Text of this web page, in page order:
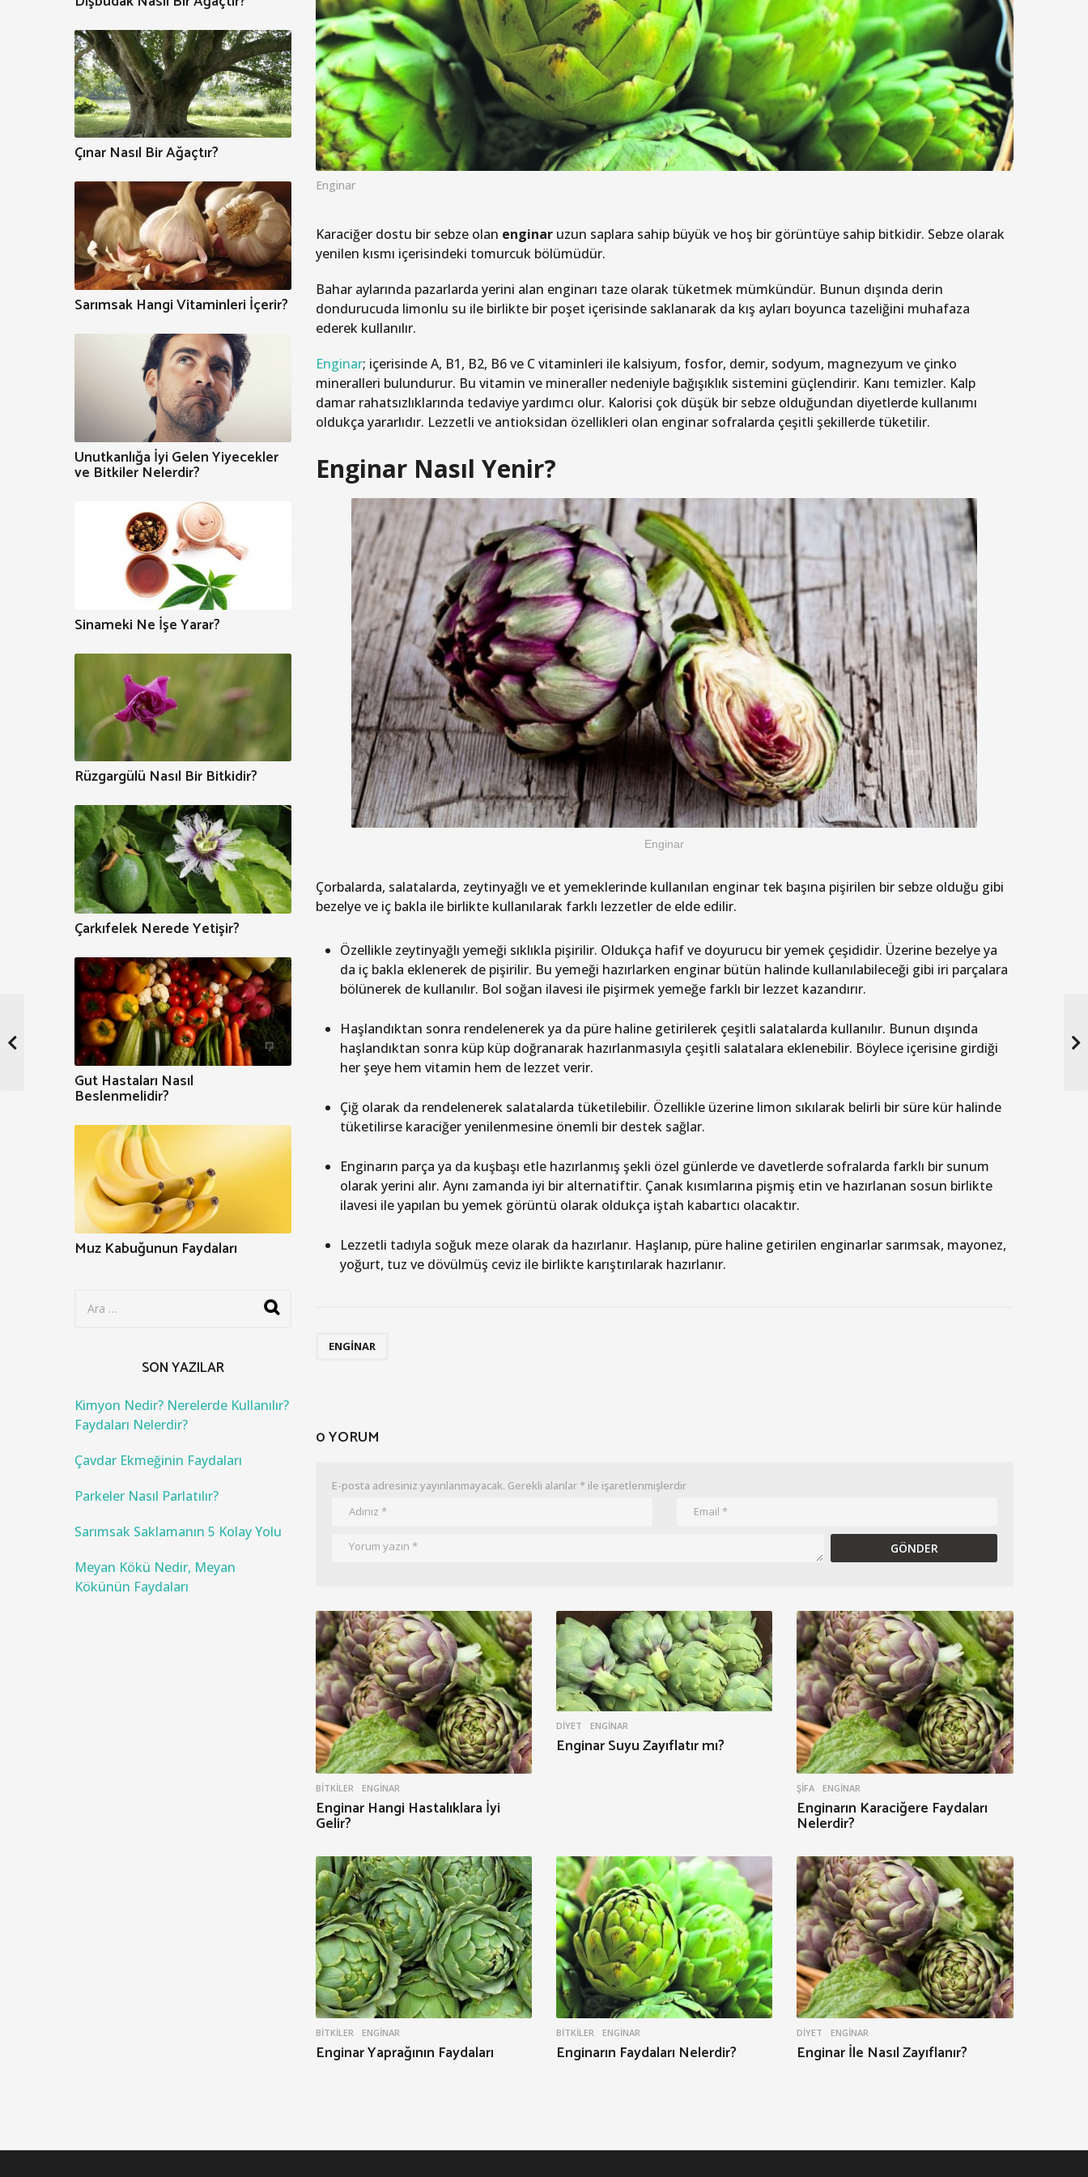
Enginar
Karaciğer dostu bir sebze olan enginaruzun saplara sahip büyük ve hoş bir görüntüye sahip bitkidir. Sebze olarak
yenilen kısmı içerisindeki tomurcuk bölümüdür.
Bahar aylarında pazarlarda yerini alan enginarı taze olarak tüketmek mümkündür. Bunun dışında derin
dondurucuda limonlu su ile birlikte bir poşet içerisinde saklanarak da kış ayları boyunca tazeliğini muhafaza
ederek kullanılır.
Enginar; içerisinde A, B1, B2, B6 ve C vitaminleri ile kalsiyum, fosfor, demir, sodyum, magnezyum ve çinko
mineralleri bulundurur. Bu vitamin ve mineraller nedeniyle bağışıklık sistemini güçlendirir. Kanı temizler. Kalp
damar rahatsızlıklarında tedaviye yardımcı olur. Kalorisi çok düşük bir sebze olduğundan diyetlerde kullanımı
oldukça yararlıdır. Lezzetli ve antioksidan özellikleri olan enginar sofralarda çeşitli şekillerde tüketilir.
Enginar Nasıl Yenir?
Enginar
Çorbalarda, salatalarda, zeytinyağlı ve et yemeklerinde kullanılan enginar tek başına pişirilen bir sebze olduğu gibi
bezelye ve iç bakla ile birlikte kullanılarak farklı lezzetler de elde edilir.
Özellikle zeytinyağlı yemeği sıklıkla pişirilir. Oldukça hafif ve doyurucu bir yemek çeşididir. Üzerine bezelye ya
da iç bakla eklenerek de pişirilir. Bu yemeği hazırlarken enginar bütün halinde kullanılabileceği gibi iri parçalara
bölünerek de kullanılır. Bol soğan ilavesi ile pişirmek yemeğe farklı bir lezzet kazandırır.
Haşlandıktan sonra rendelenerek ya da püre haline getirilerek çeşitli salatalarda kullanılır. Bunun dışında
haşlandıktan sonra küp küp doğranarak hazırlanmasıyla çeşitli salatalara eklenebilir. Böylece içerisine girdiği
her şeye hem vitamin hem de lezzet verir.
Çiğ olarak da rendelenerek salatalarda tüketilebilir. Özellikle üzerine limon sıkılarak belirli bir süre kür halinde
tüketilirse karaciğer yenilenmesine önemli bir destek sağlar.
Enginarın parça ya da kuşbaşı etle hazırlanmış şekli özel günlerde ve davetlerde sofralarda farklı bir sunum
olarak yerini alır. Aynı zamanda iyi bir alternatiftir. Çanak kısımlarına pişmiş etin ve hazırlanan sosun birlikte
ilavesi ile yapılan bu yemek görüntü olarak oldukça iştah kabartıcı olacaktır.
Lezzetli tadıyla soğuk meze olarak da hazırlanır. Haşlanıp, püre haline getirilen enginarlar sarımsak, mayonez,
yoğurt, tuz ve dövülmüş ceviz ile birlikte karıştırılarak hazırlanır.
ENGINAR
0 YORUM
E-posta adresiniz yayınlanmayacak. Gerekli alanlar*ile işaretlenmişlerdir
BITKILER ENGINAR
Enginar Hangi Hastalıklara İyi
Gelir?
DIYET ENGINAR
Enginar Suyu Zayıflatır mı?
ŞIFA ENGINAR
Enginarın Karaciğere Faydaları
Nelerdir?
BITKILER ENGINAR
Enginar Yaprağının Faydaları
BITKILER ENGINAR
Enginarın Faydaları Nelerdir?
DIYET ENGINAR
Enginar İle Nasıl Zayıflanır?
Çınar Nasıl Bir Ağaçtır?
Sarımsak Hangi Vitaminleri İçerir?
Unutkanlığa İyi Gelen Yiyecekler
ve Bitkiler Nelerdir?
Sinameki Ne İşe Yarar?
Rüzgargülü Nasıl Bir Bitkidir?
Çarkıfelek Nerede Yetişir?
Gut Hastaları Nasıl
Beslenmelidir?
Muz Kabuğunun Faydaları
o
r
SON YAZILAR
Kimyon Nedir? Nerelerde Kullanılır?
Faydaları Nelerdir?
Çavdar Ekmeğinin Faydaları
Parkeler Nasıl Parlatılır?
Sarımsak Saklamanın 5 Kolay Yolu
Meyan Kökü Nedir, Meyan
Kökünün Faydaları